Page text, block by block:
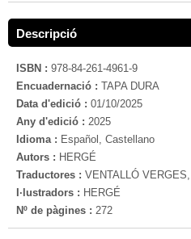
Descripció
ISBN : 978-84-261-4961-9
Encuadernació : TAPA DURA
Data d'edició : 01/10/2025
Any d'edició : 2025
Idioma : Español, Castellano
Autors : HERGÉ
Traductores : VENTALLÓ
I·lustradors : HERGÉ
Nº de pàgines : 272